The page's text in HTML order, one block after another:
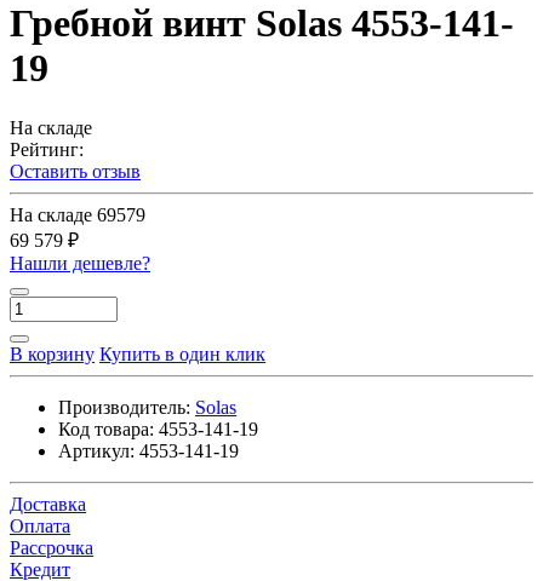
Гребной винт Solas 4553-141-
19
На складе
Рейтинг:
Оставить отзыв
На складе 69579
69 579 ₽
Нашли дешевле?
В корзину Купить в один клик
Производитель: Solas
Код товара: 4553-141-19
Артикул: 4553-141-19
Доставка
Оплата
Рассрочка
Кредит